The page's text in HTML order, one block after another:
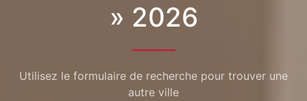
» 2026
Utilisez le formulaire de recherche pour trouver une
autre ville